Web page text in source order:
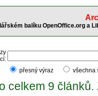
balíku OpenOffice.org a
přesný výraz
celkem 9